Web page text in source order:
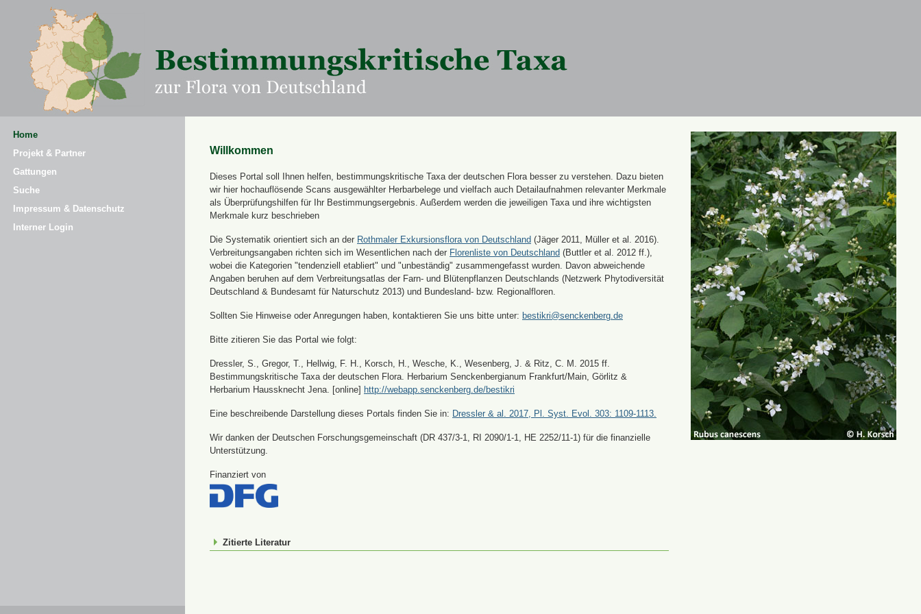
Home
Projekt & Partner
Gattungen
Suche
Impressum & Datenschutz
Interner Login
Willkommen
Dieses Portal soll Ihnen helfen, bestimmungskritische Taxa der deutschen Flora besser zu verstehen. Dazu bieten
wir hier hochauflösende Scans ausgewählter Herbarbelege und vielfach auch Detailaufnahmen relevanter Merkmale
als Überprüfungshilfen für Ihr Bestimmungsergebnis. Außerdem werden die jeweiligen Taxa und ihre wichtigsten
Merkmale kurz beschrieben
Die Systematik orientiert sich an der Rothmaler Exkursionsflora von Deutschland (Jäger 2011, Müller et al. 2016).
Verbreitungsangaben richten sich im Wesentlichen nach der Florenliste von Deutschland (Buttler et al. 2012 ff.),
wobei die Kategorien "tendenziell etabliert" und "unbeständig" zusammengefasst wurden. Davon abweichende
Angaben beruhen auf dem Verbreitungsatlas der Farn- und Blütenpflanzen Deutschlands (Netzwerk Phytodiversität
Deutschland & Bundesamt für Naturschutz 2013) und Bundesland- bzw. Regionalfloren.
Sollten Sie Hinweise oder Anregungen haben, kontaktieren Sie uns bitte unter: bestikri@senckenberg.de
Bitte zitieren Sie das Portal wie folgt:
Dressler, S., Gregor, T., Hellwig, F. H., Korsch, H., Wesche, K., Wesenberg, J. & Ritz, C. M. 2015 ff.
Bestimmungskritische Taxa der deutschen Flora. Herbarium Senckenbergianum Frankfurt/Main, Görlitz &
Herbarium Haussknecht Jena. [online] http://webapp.senckenberg.de/bestikri
Eine beschreibende Darstellung dieses Portals finden Sie in: Dressler & al. 2017, Pl. Syst. Evol. 303: 1109-1113.
Wir danken der Deutschen Forschungsgemeinschaft (DR 437/3-1, RI 2090/1-1, HE 2252/11-1) für die finanzielle
Unterstützung.
Finanziert von
Zitierte Literatur